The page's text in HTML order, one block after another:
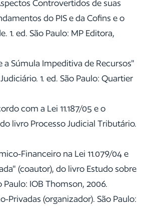
Controvertidos de suas
do PIS e da Cofins e o
1. ed. São Paulo: MP Editora,
Súmula Impeditiva de Recursos"
1. ed. São Paulo: Quartier
com a Lei 11.187/05 e o
livro Processo Judicial Tributário.
Financeiro na Lei 11.079/04 e
(coautor), do livro Estudo sobre
Paulo: IOB Thomson, 2006.
Privadas (organizador). São Paulo: